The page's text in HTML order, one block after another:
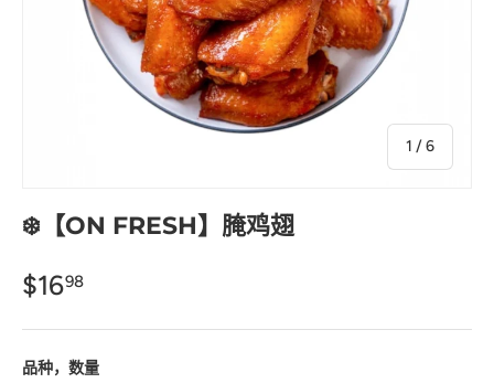
1 /的
6
❄️【ON FRESH】腌鸡翅
$1698
品种，数量